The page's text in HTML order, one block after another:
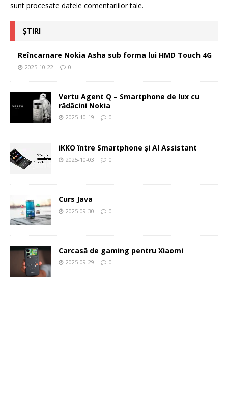
sunt procesate datele comentariilor tale.
ȘTIRI
Reîncarnare Nokia Asha sub forma lui HMD Touch 4G
2025-10-22 0
Vertu Agent Q – Smartphone de lux cu
rădăcini Nokia
2025-10-19 0
iKKO între Smartphone și AI Assistant
2025-10-03 0
Curs Java
2025-09-30 0
Carcasă de gaming pentru Xiaomi
2025-09-29 0